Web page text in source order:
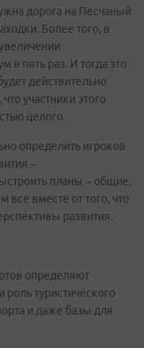
дорога на Песчаный
Более того, в
в пять раз. И тогда это
действительно
участники этого
целого.
определить игроков
–
планы – общие,
вместе от того, что
развития.
определяют
туристического
и даже базы для